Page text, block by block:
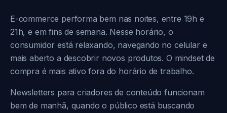
E-commerce performa bem nas noites, entre 19h e
21h, e em fins de semana. Nesse horário, o
consumidor está relaxando, navegando no celular e
mais aberto a descobrir novos produtos. O mindset de
compra é mais ativo fora do horário de trabalho.
Newsletters para criadores de conteúdo funcionam
bem de manhã, quando o público está buscando